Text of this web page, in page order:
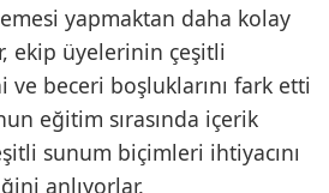
yapmaktan daha kolay
ekip üyelerinin çeşitli
beceri boşluklarını fark etti
eğitim sırasında içerik
sunum biçimleri ihtiyacını
anlıyorlar.